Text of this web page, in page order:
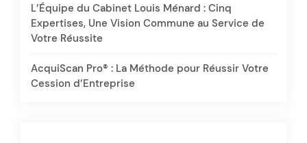
L’Équipe du Cabinet Louis Ménard : Cinq
Expertises, Une Vision Commune au Service de
Votre Réussite
AcquiScan Pro® : La Méthode pour Réussir Votre
Cession d’Entreprise